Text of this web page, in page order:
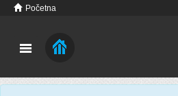
Početna